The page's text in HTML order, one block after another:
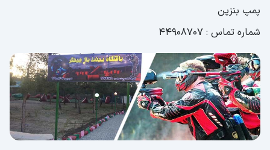
پمپ بنزین
شماره تماس : 44908707